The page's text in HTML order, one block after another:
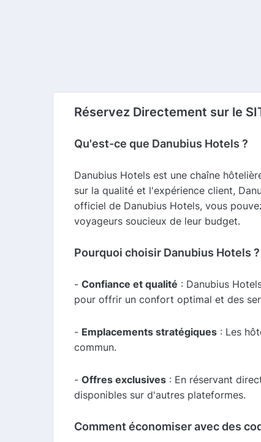
Réservez Directement sur le
Qu'est-ce que Danubius Hotels ?
Danubius Hotels est une chaîne
sur la qualité et l'expérience client,
officiel de Danubius Hotels, vous
voyageurs soucieux de leur budget.
Pourquoi choisir Danubius Hotels ?
- Confiance et qualité : Danubius
pour offrir un confort optimal et des
- Emplacements stratégiques : Les
commun.
- Offres exclusives : En réservant
disponibles sur d'autres plateformes.
Comment économiser avec des